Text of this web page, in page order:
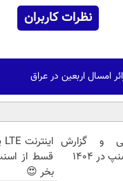
نظرات کاربران
و گزارش
۱۴۰۴
قسط از
بخر 😍